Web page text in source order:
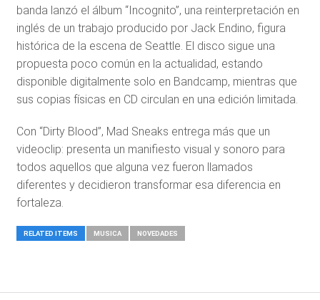
banda lanzó el álbum “Incognito”, una reinterpretación en
inglés de un trabajo producido por Jack Endino, figura
histórica de la escena de Seattle. El disco sigue una
propuesta poco común en la actualidad, estando
disponible digitalmente solo en Bandcamp, mientras que
sus copias físicas en CD circulan en una edición limitada.
Con “Dirty Blood”, Mad Sneaks entrega más que un
videoclip: presenta un manifiesto visual y sonoro para
todos aquellos que alguna vez fueron llamados
diferentes y decidieron transformar esa diferencia en
fortaleza.
RELATED ITEMS MUSICA NOVEDADES